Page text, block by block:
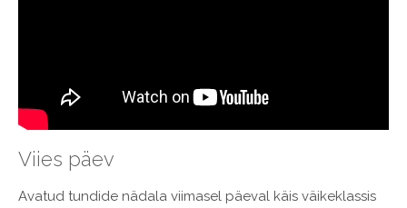
Viies päev
Avatud tundide nädala viimasel päeval käis väikeklassis